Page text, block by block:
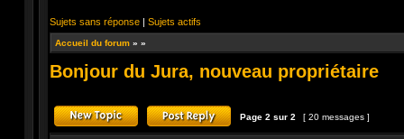
Sujets sans réponse | Sujets actifs
Accueil du forum » »
Bonjour du Jura, nouveau propriétaire
Publier un nouveau sujetRépondre au sujet
Page 2 sur 2 [ 20 messages ]